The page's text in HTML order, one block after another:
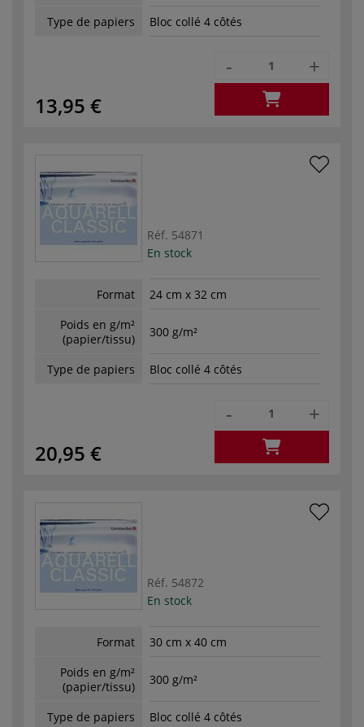
Type de papiers Bloc collé 4 côtés
13,95 €
- +
Réf. 54871
En stock
Format
24 cm x 32 cm
Poids en g/m²
(papier/tissu)
300 g/m²
Type de papiers Bloc collé 4 côtés
20,95 €
- +
Réf. 54872
En stock
Format
30 cm x 40 cm
Poids en g/m²
(papier/tissu)
300 g/m²
Type de papiers Bloc collé 4 côtés